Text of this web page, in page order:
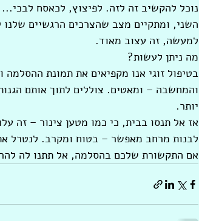
נוכל להקשיב זה לזה. לפיצוץ, לכאסח
השני, ומתקיים מצב שהצרכים הרגשיים שלנו
למעשה, זה עצוב מאוד.
מה ניתן לעשות?
והמחשבה – ומאטים. צוללים לתוך אותם
יותר.
אז אל תנסו בבית, כי כמו מטען צינור – זה
לבנות מרחב מאפשר – בטוח ומקרב. לנטרל
אם התקשורת שלכם בהסלמה, אל תתנו לה